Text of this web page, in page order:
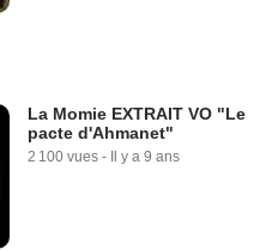
La Momie EXTRAIT VO "Le
pacte d'Ahmanet"
2 100 vues - Il y a 9 ans